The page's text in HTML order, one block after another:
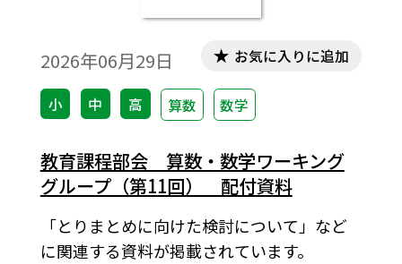
2026年06月29日
小 中 高 算数 数学
お気に入りに追加
教育課程部会 算数・数学ワーキング
グループ（第11回） 配付資料
「とりまとめに向けた検討について」など
に関連する資料が掲載されています。